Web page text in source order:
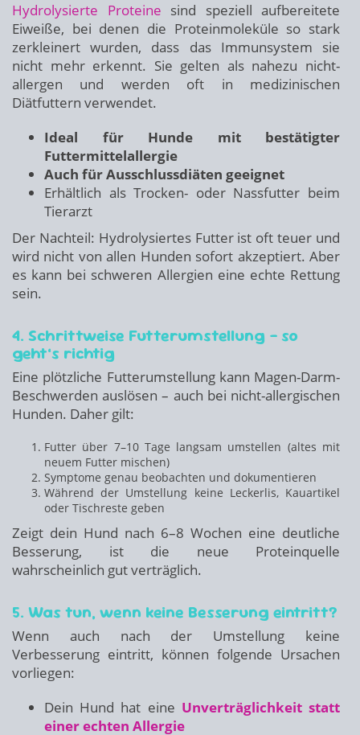
Hydrolysierte Proteine sind speziell aufbereitete
Eiweiße, bei denen die Proteinmoleküle so stark
zerkleinert wurden, dass das Immunsystem sie
nicht mehr erkennt. Sie gelten als nahezu nicht-
allergen und werden oft in medizinischen
Diätfuttern verwendet.
Ideal für Hunde mit bestätigter
Futtermittelallergie
Auch für Ausschlussdiäten geeignet
Erhältlich als Trocken- oder Nassfutter beim
Tierarzt
Der Nachteil: Hydrolysiertes Futter ist oft teuer und
wird nicht von allen Hunden sofort akzeptiert. Aber
es kann bei schweren Allergien eine echte Rettung
sein.
4. Schrittweise Futterumstellung – so
geht’s richtig
Eine plötzliche Futterumstellung kann Magen-Darm-
Beschwerden auslösen – auch bei nicht-allergischen
Hunden. Daher gilt:
Futter über 7–10 Tage langsam umstellen (altes mit
neuem Futter mischen)
Symptome genau beobachten und dokumentieren
Während der Umstellung keine Leckerlis, Kauartikel
oder Tischreste geben
Zeigt dein Hund nach 6–8 Wochen eine deutliche
Besserung, ist die neue Proteinquelle
wahrscheinlich gut verträglich.
5. Was tun, wenn keine Besserung eintritt?
Wenn auch nach der Umstellung keine
Verbesserung eintritt, können folgende Ursachen
vorliegen:
Dein Hund hat eine Unverträglichkeit statt
einer echten Allergie